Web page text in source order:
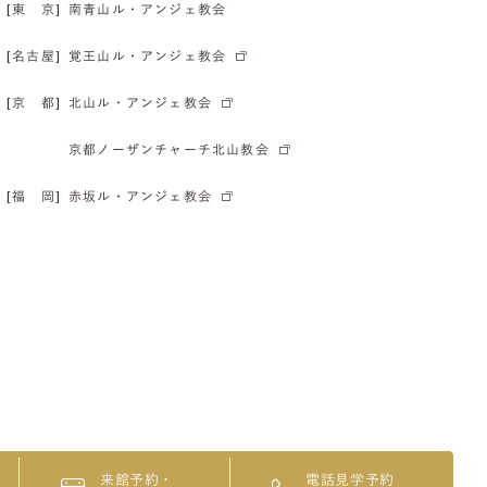
[東 京] 南青山ル・アンジェ教会
[名古屋] 覚王山ル・アンジェ教会
[京 都] 北山ル・アンジェ教会
京都ノーザンチャーチ北山教会
[福 岡] 赤坂ル・アンジェ教会
来館予約・ 電話見学予約